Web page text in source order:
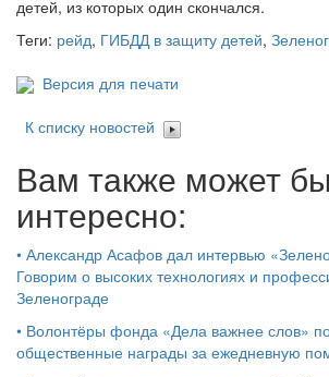
детей, из которых один скончался.
Теги: рейд, ГИБДД в защиту детей,
Версия для печати
К списку новостей
Вам также может
интересно:
• Александр Асафов дал интервью
Говорим о высоких технологиях и
Зеленограде
• Волонтёры фонда «Дела важнее слов»
общественные награды за ежедневную